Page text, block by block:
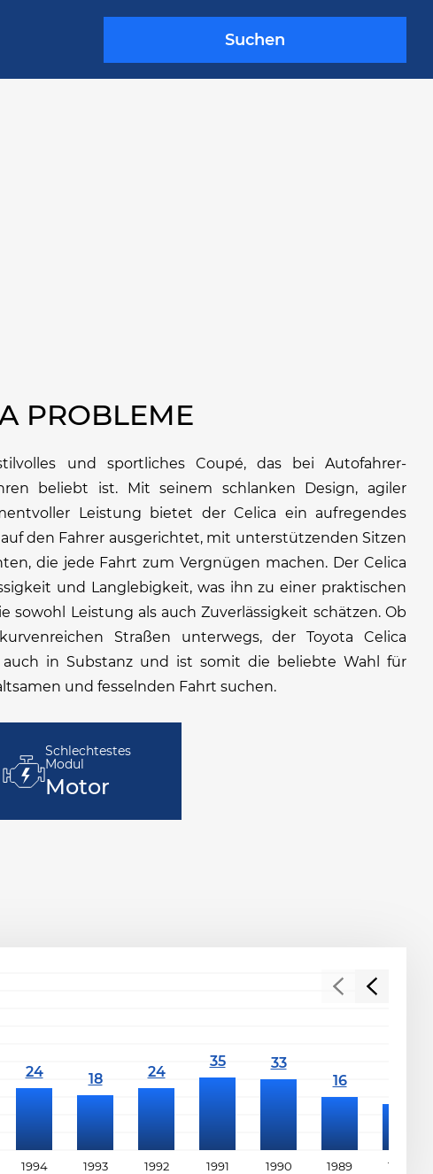
Suchen
PROBLEME
und sportliches Coupé, das bei Autofahrer-
beliebt ist. Mit seinem schlanken Design, agiler
Leistung bietet der Celica ein aufregendes
den Fahrer ausgerichtet, mit unterstützenden Sitzen
die jede Fahrt zum Vergnügen machen. Der Celica
und Langlebigkeit, was ihn zu einer praktischen
sowohl Leistung als auch Zuverlässigkeit schätzen. Ob
Straßen unterwegs, der Toyota Celica
in Substanz und ist somit die beliebte Wahl für
und fesselnden Fahrt suchen.
Schlechtestes
Modul
Motor
1994 1993 1992 1991 1990 1989 1988